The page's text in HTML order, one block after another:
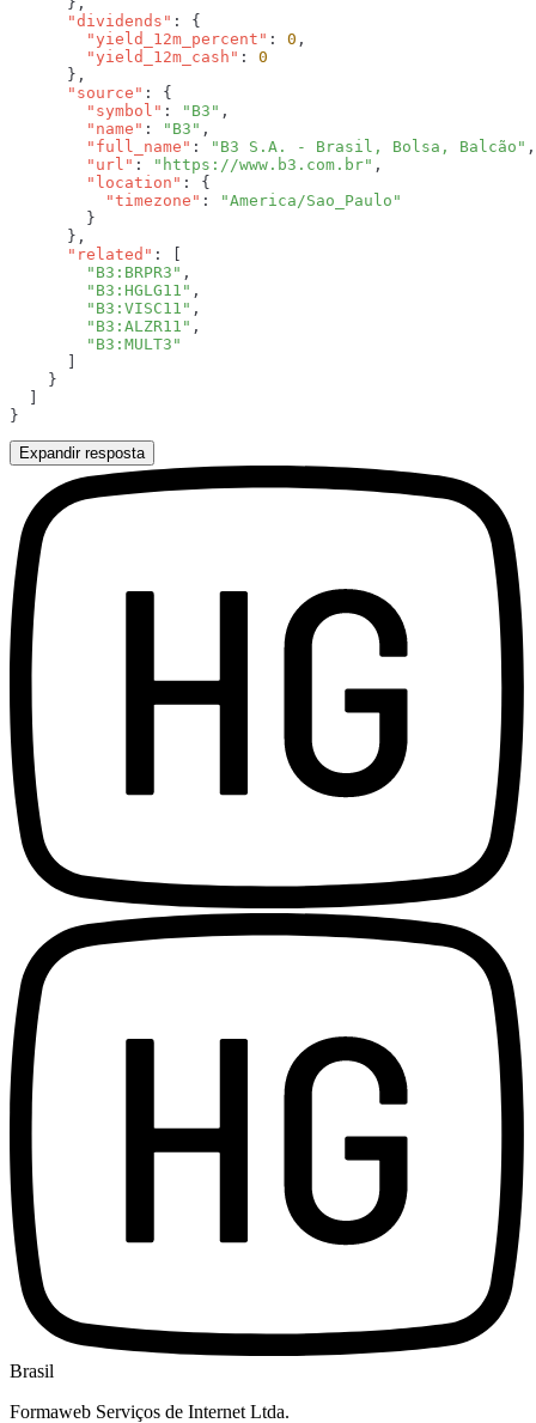
      "dividends"
        "yield_12m_percent"
: 0
        "yield_12m_cash"
:
      "source"
        "symbol"
: "B3"
        "name"
: "B3"
        "full_name"
:
"B3 S.A. - Brasil, Bolsa, Balcão"
        "url"
: "https://www.b3.com.br"
        "location"
          "timezone"
:
      "related"
        "B3:BRPR3"
        "B3:HGLG11"
        "B3:VISC11"
        "B3:ALZR11"
Expandir resposta
Brasil
Formaweb Serviços de Internet Ltda.